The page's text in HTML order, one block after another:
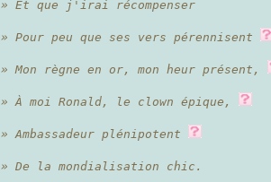
» Et que j'irai récompenser
» Pour peu que ses vers pérennisent
» Mon règne en or, mon heur présent,
» À moi Ronald, le clown épique,
» Ambassadeur plénipotent
» De la mondialisation chic.